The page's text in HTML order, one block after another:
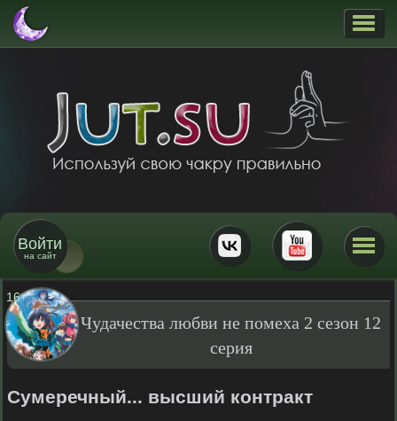
Войти
на сайт
16+
Чудачества любви не помеха 2 сезон 12
серия
Сумеречный... высший контракт